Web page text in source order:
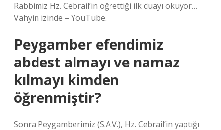
Rabbimiz Hz. Cebrail’in öğrettiği ilk duayı okuyor…
Vahyin izinde – YouTube.
Peygamber efendimiz
abdest almayı ve namaz
kılmayı kimden
öğrenmiştir?
Sonra Peygamberimiz (S.A.V.), Hz. Cebrail’in yaptığı